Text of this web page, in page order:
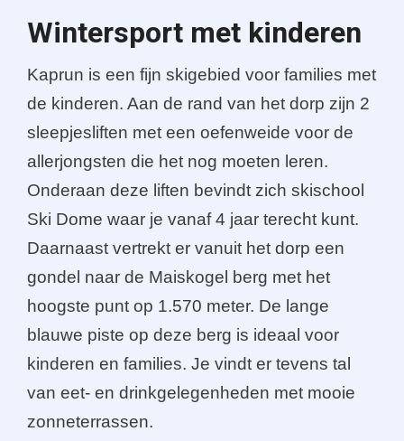
Wintersport met kinderen
Kaprun is een fijn skigebied voor families met
de kinderen. Aan de rand van het dorp zijn 2
sleepjesliften met een oefenweide voor de
allerjongsten die het nog moeten leren.
Onderaan deze liften bevindt zich skischool
Ski Dome waar je vanaf 4 jaar terecht kunt.
Daarnaast vertrekt er vanuit het dorp een
gondel naar de Maiskogel berg met het
hoogste punt op 1.570 meter. De lange
blauwe piste op deze berg is ideaal voor
kinderen en families. Je vindt er tevens tal
van eet- en drinkgelegenheden met mooie
zonneterrassen.